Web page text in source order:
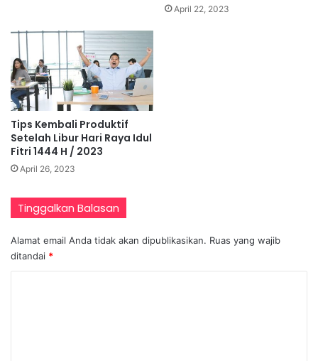
April 22, 2023
Tips Kembali Produktif
Setelah Libur Hari Raya Idul
Fitri 1444 H / 2023
April 26, 2023
Tinggalkan Balasan
Alamat email Anda tidak akan dipublikasikan. Ruas yang wajib
ditandai *